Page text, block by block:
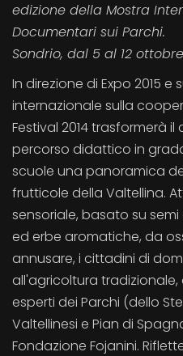
edizione della Mostra
Documentari sui Parchi.
Sondrio, dal 5 al 12
In direzione di Expo 2015 e
internazionale sulla
Festival 2014 trasformerà
percorso didattico in
scuole una panoramica
frutticole della Valtellina.
sensoriale, basato su
ed erbe aromatiche, da
annusare, i cittadini di
all'agricoltura
esperti dei Parchi (dello
Valtellinesi e Pian di
Fondazione Fojanini.